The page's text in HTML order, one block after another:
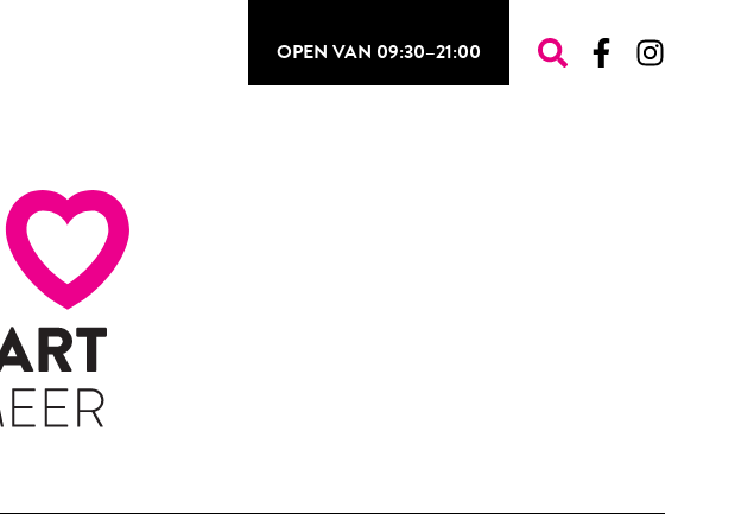
OPEN VAN 09:30–21:00